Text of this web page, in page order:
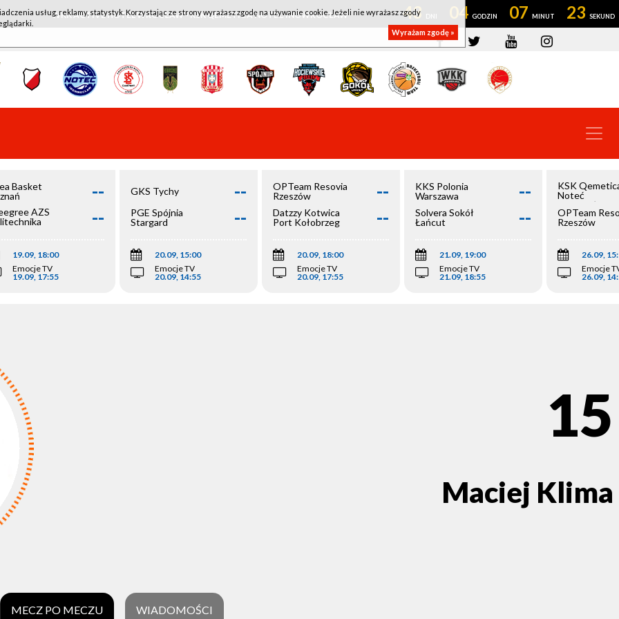
WKK ACTIVE HOTEL WROCŁAW - KSK QEMETICA NOTEĆ INOWROCŁAW 43 04 07 22
Basket
--
AZS
--
19.09, 18:00
Emocje TV
19.09, 17:55
GKS Tychy --
PGE Spójnia
Stargard
--
20.09, 15:00
Emocje TV
20.09, 14:55
OPTeam Resovia
Rzeszów
--
Datzzy Kotwica
Port Kołobrzeg
--
20.09, 18:00
Emocje TV
20.09, 17:55
KKS Polonia
Warszawa
--
Solvera Sokół
Łańcut
--
21.09, 19:00
Emocje TV
21.09, 18:55
KSK
Noteć
Inowrocław
OPTeam
Rzeszów
26.09,
Emocje
26.09,
15
Maciej Klima
MECZ PO MECZU WIADOMOŚCI
usług, reklamy, statystyk. Korzystając ze strony wyrażasz zgodę na używanie cookie. Jeżeli nie wyrażasz zgody
Wyrażam zgodę »